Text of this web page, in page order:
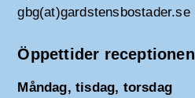
gbg(at)gardstensbostader.se
Öppettider receptionen
Måndag, tisdag, torsdag